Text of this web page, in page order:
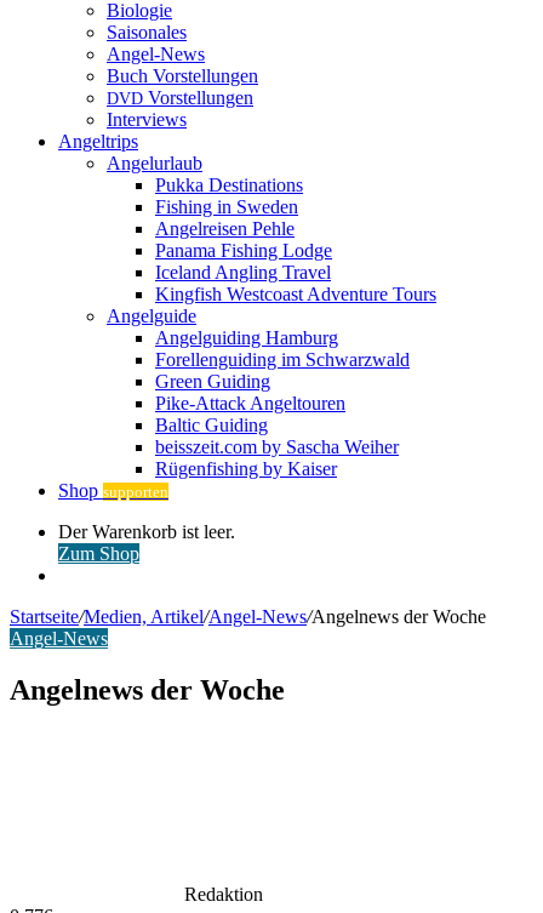
Biologie
Saisonales
Angel-News
Buch Vorstellungen
DVD Vorstellungen
Interviews
Angeltrips
Angelurlaub
Pukka Destinations
Fishing in Sweden
Angelreisen Pehle
Panama Fishing Lodge
Iceland Angling Travel
Kingfish Westcoast Adventure Tours
Angelguide
Angelguiding Hamburg
Forellenguiding im Schwarzwald
Green Guiding
Pike-Attack Angeltouren
Baltic Guiding
beisszeit.com by Sascha Weiher
Rügenfishing by Kaiser
Shop supporten
Warenkorb
ansehen
Der Warenkorb ist leer.
Zum Shop
Startseite/Medien, Artikel/Angel-News/Angelnews der Woche
Angel-News
Angelnews der Woche
Redaktion